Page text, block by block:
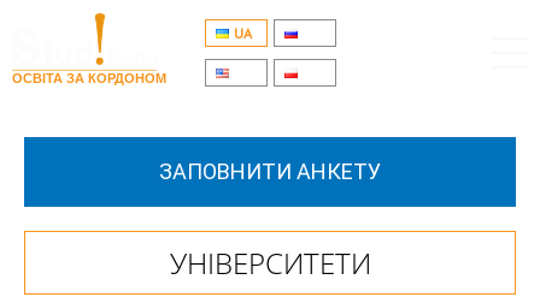
ОСВІТА ЗА КОРДОНОМ
UA
ЗАПОВНИТИ АНКЕТУ
УНІВЕРСИТЕТИ